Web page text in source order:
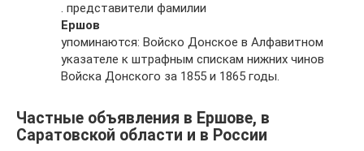
. представители фамилии
Ершов
упоминаются: Войско Донское в Алфавитном
указателе к штрафным спискам нижних чинов
Войска Донского за 1855 и 1865 годы.
Частные объявления в Ершове, в
Саратовской области и в России